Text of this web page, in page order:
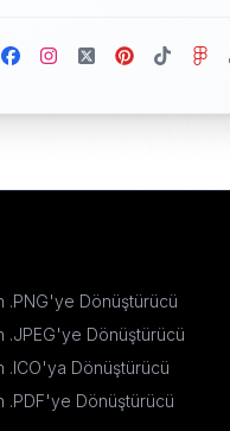
.PNG'ye Dönüştürücü
.JPEG'ye Dönüştürücü
.ICO'ya Dönüştürücü
.PDF'ye Dönüştürücü